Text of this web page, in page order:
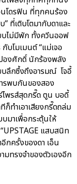
นโดรฟิน ที่ทุกคนร้อง
ที่เติบโตมากับดาและ
บไม่มีพัก ทั้งควีนออฟ
บโมเมนต์ “แม่เจอ
องศักดิ์ นักร้องพลัง
บลึกซึ้งถึงอารมณ์ โจอี้
รพบกันของสอง
ไพรส์สุดกรี๊ด ตูน บอดี้
ก็ทำเอาเสียงกรี๊ดถล่ม
มาเพื่อกระตุ้นให้
แสบสนิท
กครั้งของดา เอ็น
ทรงจำของตัวเองอีก